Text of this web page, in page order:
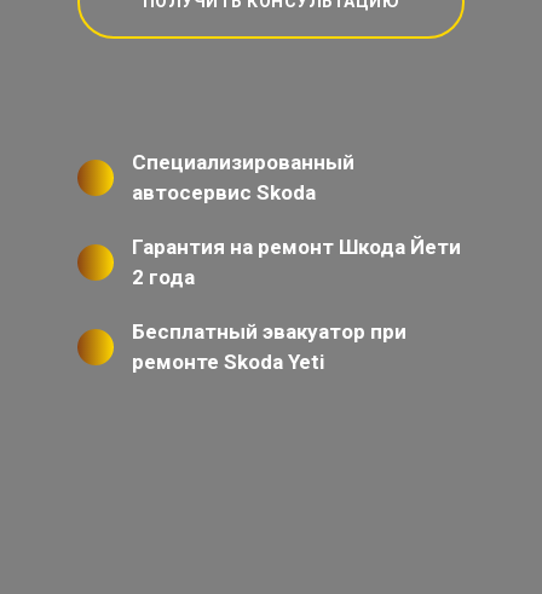
Специализированный
автосервис Skoda
Гарантия на ремонт Шкода Йети
2 года
Бесплатный эвакуатор при
ремонте Skoda Yeti